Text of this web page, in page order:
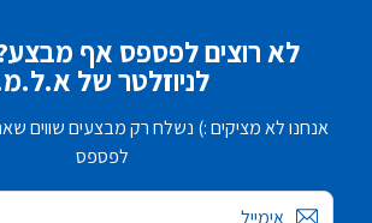
לא רוצים לפספס אף
לניוזלטר של
אנחנו לא מציקים :) נשלח רק מבצעים שווים
לפספס
אימייל